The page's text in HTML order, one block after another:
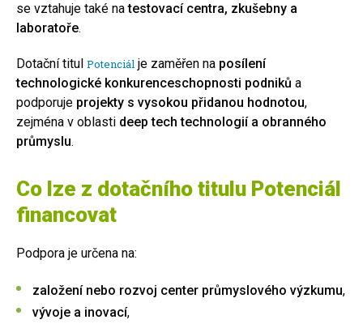
se vztahuje také natestovací centra, zkušebny a
laboratoře.
Dotační titul Potenciál je zaměřen na posílení
technologické konkurenceschopnosti podniků a
podporuje projekty s vysokou přidanou hodnotou,
zejména v oblasti deep tech technologií a obranného
průmyslu.
Co lze z dotačního titulu Potenciál
financovat
Podpora je určena na:
založení nebo rozvoj center průmyslového výzkumu,
vývoje a inovací,